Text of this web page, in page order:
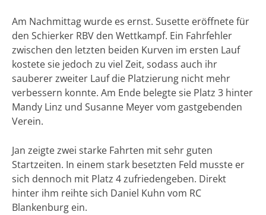
Am Nachmittag wurde es ernst. Susette eröffnete für
den Schierker RBV den Wettkampf. Ein Fahrfehler
zwischen den letzten beiden Kurven im ersten Lauf
kostete sie jedoch zu viel Zeit, sodass auch ihr
sauberer zweiter Lauf die Platzierung nicht mehr
verbessern konnte. Am Ende belegte sie Platz 3 hinter
Mandy Linz und Susanne Meyer vom gastgebenden
Verein.
Jan zeigte zwei starke Fahrten mit sehr guten
Startzeiten. In einem stark besetzten Feld musste er
sich dennoch mit Platz 4 zufriedengeben. Direkt
hinter ihm reihte sich Daniel Kuhn vom RC
Blankenburg ein.